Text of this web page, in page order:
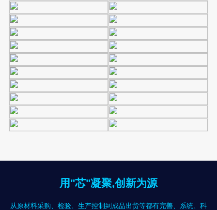
用"芯"凝聚,创新为源
从原材料采购、检验、生产控制到成品出货等都有完善、系统、科